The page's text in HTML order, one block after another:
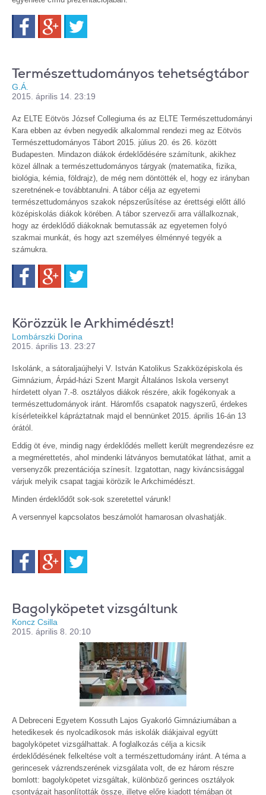
FacebookGoogle+
Természettudományos tehetségtábor
G.Á.
2015. április 14. 23:19
Az ELTE Eötvös József Collegiuma és az ELTE Természettudományi
Kara ebben az évben negyedik alkalommal rendezi meg az Eötvös
Természettudományos Tábort 2015. július 20. és 26. között
Budapesten. Mindazon diákok érdeklődésére számítunk, akikhez
közel állnak a természettudományos tárgyak (matematika, fizika,
biológia, kémia, földrajz), de még nem döntötték el, hogy ez irányban
szeretnének-e továbbtanulni. A tábor célja az egyetemi
természettudományos szakok népszerűsítése az érettségi előtt álló
középiskolás diákok körében. A tábor szervezői arra vállalkoznak,
hogy az érdeklődő diákoknak bemutassák az egyetemen folyó
szakmai munkát, és hogy azt személyes élménnyé tegyék a
számukra.
FacebookGoogle+
Körözzük le Arkhimédészt!
Lombárszki Dorina
2015. április 13. 23:27
Iskolánk, a sátoraljaújhelyi V. István Katolikus Szakközépiskola és
Gimnázium, Árpád-házi Szent Margit Általános Iskola versenyt
hírdetett olyan 7.-8. osztályos diákok részére, akik fogékonyak a
természettudományok iránt. Háromfős csapatok nagyszerű, érdekes
kísérleteikkel kápráztatnak majd el bennünket 2015. április 16-án 13
órától.
Eddig öt éve, mindig nagy érdeklődés mellett került megrendezésre ez
a megmérettetés, ahol mindenki látványos bemutatókat láthat, amit a
versenyzők prezentációja színesít. Izgatottan, nagy kiváncsisággal
várjuk melyik csapat tagjai körözik le Arkchimédészt.
Minden érdeklődőt sok-sok szeretettel várunk!
A versennyel kapcsolatos beszámolót hamarosan olvashatják.
FacebookGoogle+
Bagolyköpetet vizsgáltunk
Koncz Csilla
2015. április 8. 20:10
A Debreceni Egyetem Kossuth Lajos Gyakorló Gimnáziumában a
hetedikesek és nyolcadikosok más iskolák diákjaival együtt
bagolyköpetet vizsgálhattak. A foglalkozás célja a kicsik
érdeklődésének felkeltése volt a természettudomány iránt. A téma a
gerincesek vázrendszerének vizsgálata volt, de ez három részre
bomlott: bagolyköpetet vizsgáltak, különböző gerinces osztályok
csontvázait hasonlították össze, illetve előre kiadott témában öt